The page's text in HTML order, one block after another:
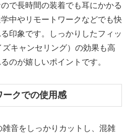
で長時間の装着でも耳にかかる
中やリモートワークなどでも快
印象です。しっかりしたフィッ
ズキャンセリング）の効果も高
のが嬉しいポイントです。
クでの使用感
雑音をしっかりカットし、混雑